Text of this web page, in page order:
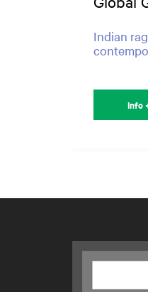
Indian
Info